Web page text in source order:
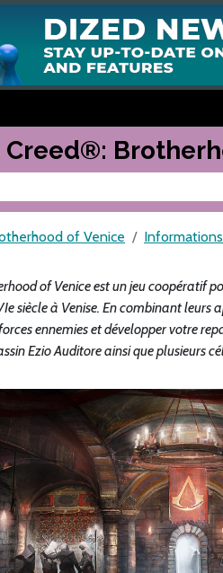
Creed®:
of Venice Informations
of Venice est un jeu coopé­ratif
siècle à Venise. En combinant
ennemies et développer votre
Ezio Auditore ainsi que plusieurs